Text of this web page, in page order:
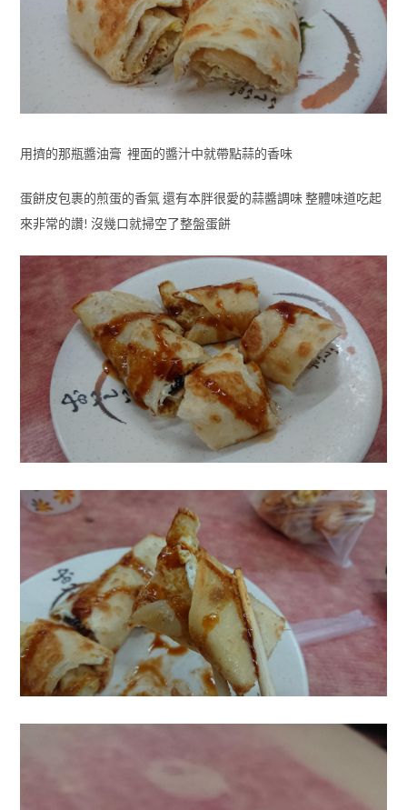
用擠的那瓶醬油膏 裡面的醬汁中就帶點蒜的香味
蛋餅皮包裹的煎蛋的香氣 還有本胖很愛的蒜醬調味 整體味道吃起
來非常的讚! 沒幾口就掃空了整盤蛋餅